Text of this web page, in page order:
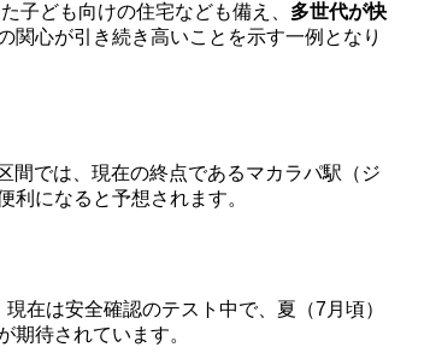
子ども向けの住宅なども備え、 多世代が快
関心が引き続き高いことを示す一例となり
間では、現在の終点であるマカラパ駅（ジ
になると予想されます。
在は安全確認のテスト中で、夏（7月頃）
待されています。